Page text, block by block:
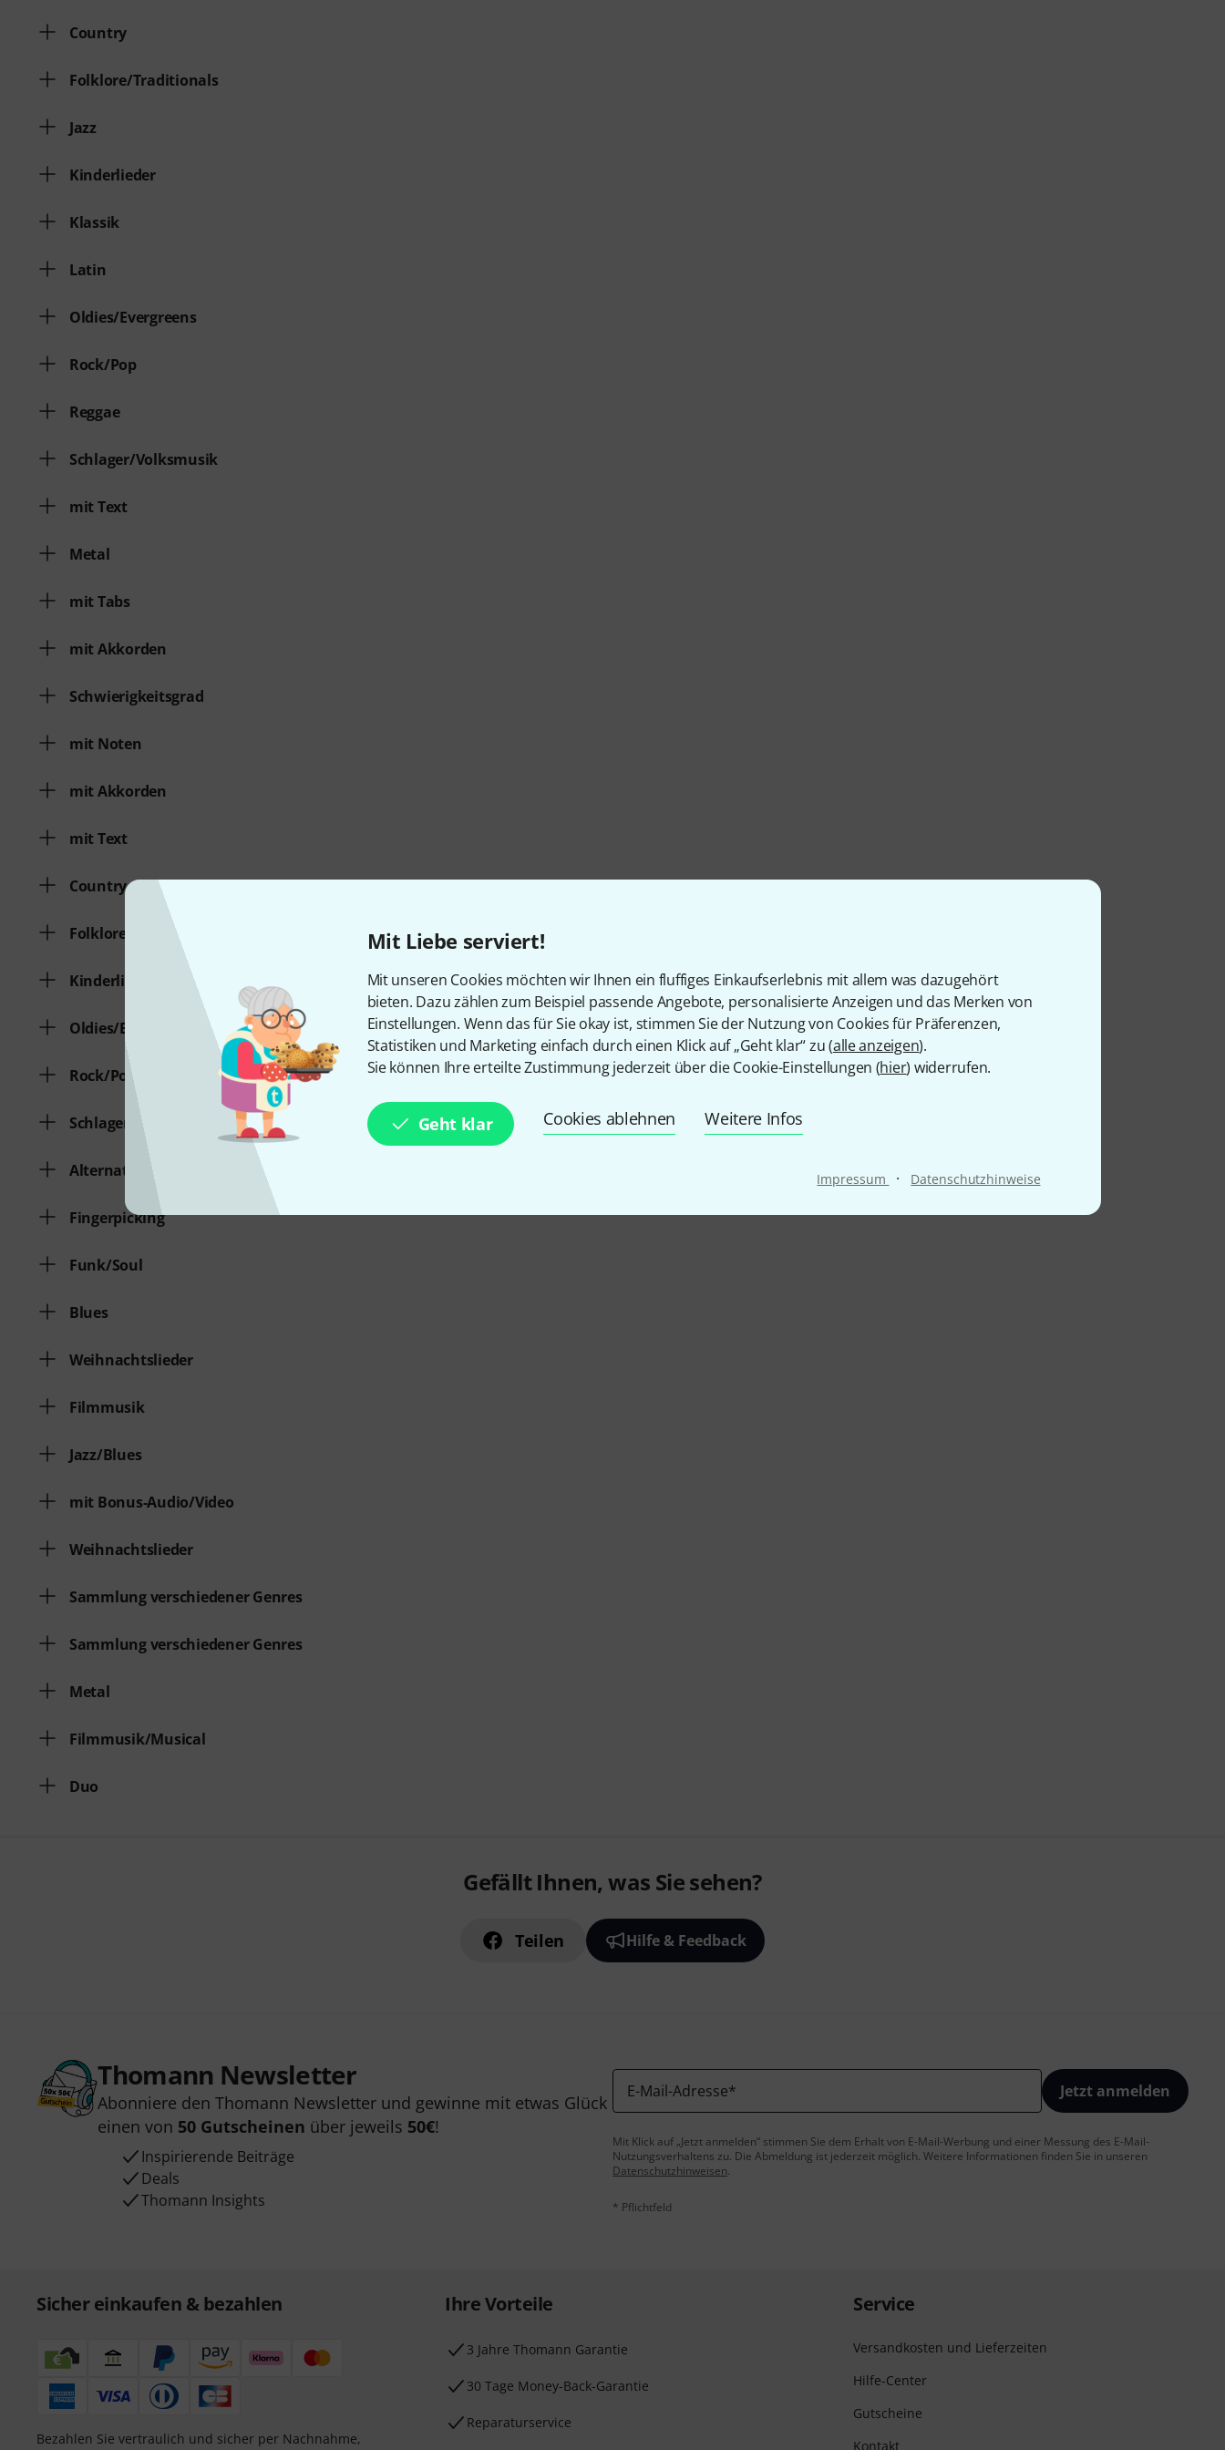
Mit Liebe serviert!
Mit unseren Cookies möchten wir Ihnen ein fluffiges Einkaufserlebnis mit allem was dazugehört
bieten. Dazu zählen zum Beispiel passende Angebote, personalisierte Anzeigen und das Merken von
Einstellungen. Wenn das für Sie okay ist, stimmen Sie der Nutzung von Cookies für Präferenzen,
Statistiken und Marketing einfach durch einen Klick auf „Geht klar“ zu (alle anzeigen).
Sie können Ihre erteilte Zustimmung jederzeit über die Cookie-Einstellungen (hier) widerrufen.
Geht klar Cookies ablehnen Weitere Infos
Impressum · Datenschutzhinweise
Country
Folklore/Traditionals
Jazz
Kinderlieder
Klassik
Latin
Oldies/Evergreens
Rock/Pop
Reggae
Schlager/Volksmusik
mit Text
Metal
mit Tabs
mit Akkorden
Schwierigkeitsgrad
mit Noten
mit Akkorden
mit Text
Country
Folklore/Traditionals
Kinderlieder
Oldies/Evergreens
Rock/Pop
Schlager/Volksmusik
Alternative
Fingerpicking
Funk/Soul
Blues
Weihnachtslieder
Filmmusik
Jazz/Blues
mit Bonus-Audio/Video
Weihnachtslieder
Sammlung verschiedener Genres
Sammlung verschiedener Genres
Metal
Filmmusik/Musical
Duo
Gefällt Ihnen, was Sie sehen?
Teilen Hilfe & Feedback
Thomann Newsletter
Abonniere den Thomann Newsletter und gewinne mit etwas Glück
einen von 50 Gutscheinen über jeweils 50€!
Inspirierende Beiträge
Deals
Thomann Insights
E-Mail-Adresse* Jetzt anmelden
Mit Klick auf „Jetzt anmelden“ stimmen Sie dem Erhalt von E-Mail-Werbung und einer Messung des E-Mail-
Nutzungsverhaltens zu. Die Abmeldung ist jederzeit möglich. Weitere Informationen finden Sie in unseren
Datenschutzhinweisen.
* Pflichtfeld
Sicher einkaufen & bezahlen
Bezahlen Sie vertraulich und sicher per Nachnahme,
Ihre Vorteile
3 Jahre Thomann Garantie
30 Tage Money-Back-Garantie
Reparaturservice
Service
Versandkosten und Lieferzeiten
Hilfe-Center
Gutscheine
Kontakt